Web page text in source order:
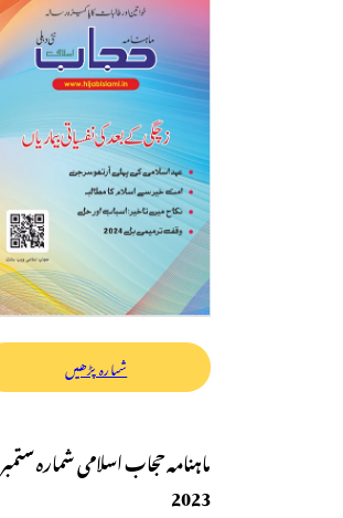
شمارہ پڑھیں
ماہنامہ حجاب اسلامی شمارہ ستمبر
2023